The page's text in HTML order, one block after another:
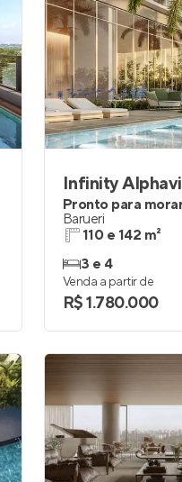
Infinity
Pronto para
Barueri
110 e 142 m²
3 e 4
Venda a partir de
R$ 1.780.000